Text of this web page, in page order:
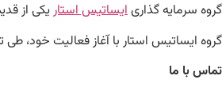
گروه سرمایه گذاریایساتیس استاریکی از
گروه ایساتیس استار با آغاز فعالیت خود،
تماس با ما